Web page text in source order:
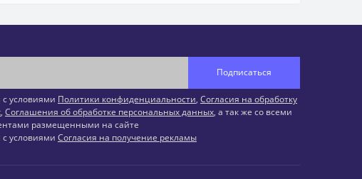
Подписаться
с условиями Политики конфиденциальности, Согласия на обработку
, Соглашения об обработке персональных данных, а так же со всеми
размещенными на сайте
с условиями Согласия на получение рекламы